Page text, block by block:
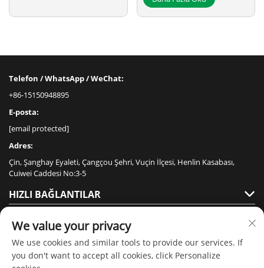
Telefon / WhatsApp / WeChat:
+86-15150948895
E-posta:
[email protected]
Adres:
Çin, Şanghay Eyaleti, Çangçou Şehri, Vuçin İlçesi, Henlin Kasabası,
Cuiwei Caddesi No:3-5
HIZLI BAĞLANTILAR
ÜRÜNLER
We value your privacy
We use cookies and similar tools to provide our services. If
you don't want to accept all cookies, click Personalize